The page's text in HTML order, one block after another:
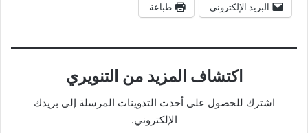
البريد الإلكتروني طباعة
اكتشاف المزيد من التنويري
اشترك للحصول على أحدث التدوينات المرسلة إلى بريدك
الإلكتروني.